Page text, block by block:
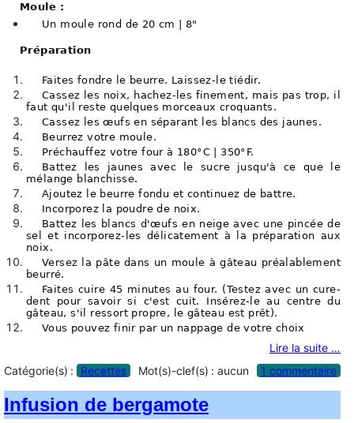
Moule :
Un moule rond de 20 cm | 8"
Préparation
Faites fondre le beurre. Laissez-le tiédir.
Cassez les noix, hachez-les finement, mais pas trop, il
faut qu'il reste quelques morceaux croquants.
Cassez les œufs en séparant les blancs des jaunes.
Beurrez votre moule.
Préchauffez votre four à 180°C | 350°F.
Battez les jaunes avec le sucre jusqu'à ce que le
mélange blanchisse.
Ajoutez le beurre fondu et continuez de battre.
Incorporez la poudre de noix.
Battez les blancs d'œufs en neige avec une pincée de
sel et incorporez-les délicatement à la préparation aux
noix.
Versez la pâte dans un moule à gâteau préalablement
beurré.
Faites cuire 45 minutes au four. (Testez avec un cure-
dent pour savoir si c'est cuit. Insérez-le au centre du
gâteau, s'il ressort propre, le gâteau est prêt).
Vous pouvez finir par un nappage de votre choix
Lire la suite …
Catégorie(s) :
Recettes Mot(s)-clef(s) : aucun 1 commentaire
Infusion de bergamote